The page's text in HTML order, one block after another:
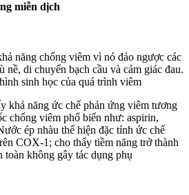
miễn dịch
năng chống viêm vì nó đảo ngược các
nề, di chuyển bạch cầu và cảm giác đau.
sinh học của quá trình viêm
khả năng ức chế phản ứng viêm tương
chống viêm phổ biến như: aspirin,
ép nhàu thể hiện đặc tính ức chế
COX-1; cho thấy tiềm năng trở thành
toàn không gây tác dụng phụ